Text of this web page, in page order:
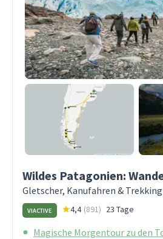
Wildes Patagonien:
Gletscher, Kanufahren & Trekking
VIACTIVE 4,4 (891) 23 Tage
Magische Morgentour zu den